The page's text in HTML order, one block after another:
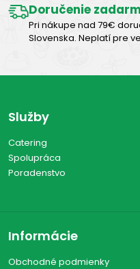
Rybacie omáčky
Doručenie
Pri nákupe nad 79€
Slovenska. Neplatí pre
Služby
Catering
Spolupráca
Poradenstvo
Informácie
Obchodné podmienky